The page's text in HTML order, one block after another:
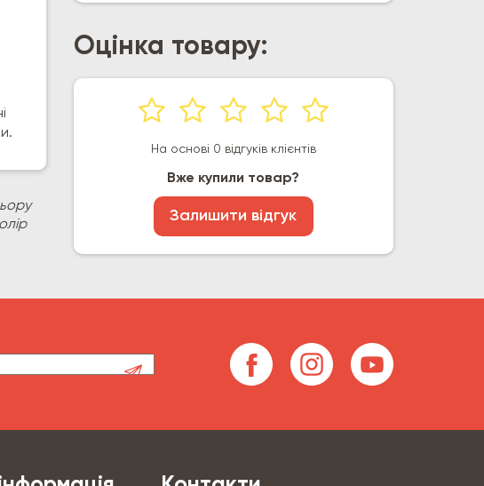
Оцінка товару:
На основі 0 відгуків клієнтів
Вже купили товар?
Залишити відгук